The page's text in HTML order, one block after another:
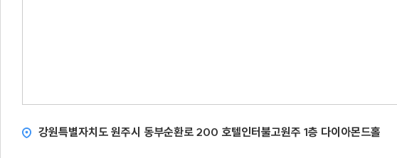
강원특별자치도 원주시 동부순환로 200 호텔인터불고원주 1층 다이아몬드홀